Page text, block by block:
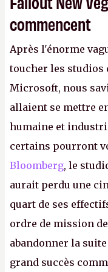
commencent
Après l'énorme
toucher les studios
Microsoft, nous
allaient se mettre
humaine et
certains pourront
Bloomberg, le
aurait perdu une
quart de ses
ordre de mission
abandonner la
grand succès